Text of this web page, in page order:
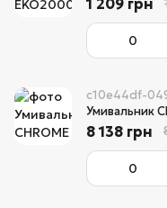
1 209 грн
c10e44df-
Умивальник
8 138 грн